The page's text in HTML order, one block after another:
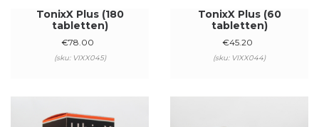
TonixX Plus (180
tabletten)
€78.00
(sku: VIXX045)
TonixX Plus (60
tabletten)
€45.20
(sku: VIXX044)